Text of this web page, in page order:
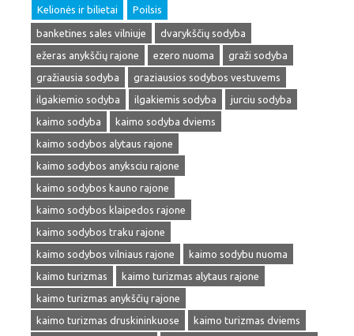
Kelionės ir bilietai Poilsis
banketines sales vilniuje
dvarykščių sodyba
ežeras anykščių rajone
ezero nuoma
graži sodyba
gražiausia sodyba
graziausios sodybos vestuvems
ilgakiemio sodyba
ilgakiemis sodyba
jurciu sodyba
kaimo sodyba
kaimo sodyba dviems
kaimo sodybos alytaus rajone
kaimo sodybos anyksciu rajone
kaimo sodybos kauno rajone
kaimo sodybos klaipedos rajone
kaimo sodybos traku rajone
kaimo sodybos vilniaus rajone
kaimo sodybu nuoma
kaimo turizmas
kaimo turizmas alytaus rajone
kaimo turizmas anykščių rajone
kaimo turizmas druskininkuose
kaimo turizmas dviems